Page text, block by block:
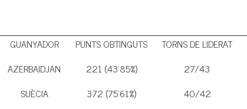
GUANYADOR PUNTS OBTINGUTS TORNS DE LIDERAT
AZERBAIDJAN 221 (43'85%) 27/43
SUÈCIA 372 (75'61%) 40/42